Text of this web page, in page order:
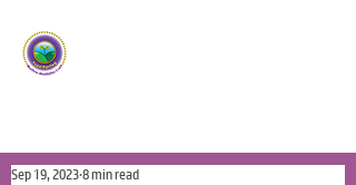
Sep 19, 20238 min read